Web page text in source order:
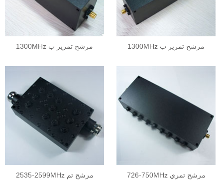
1300MHz مرشح تمرير ب 1300MHz مرشح تمرير ب
2535-2599MHz مرشح تم 726-750MHz مرشح تمري